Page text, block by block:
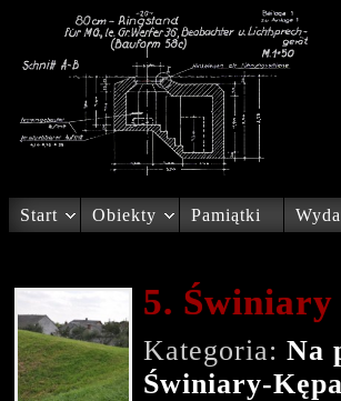
Start Obiekty Pamiątki
5. Świniary
Kategoria: Na
Świniary-Kępa